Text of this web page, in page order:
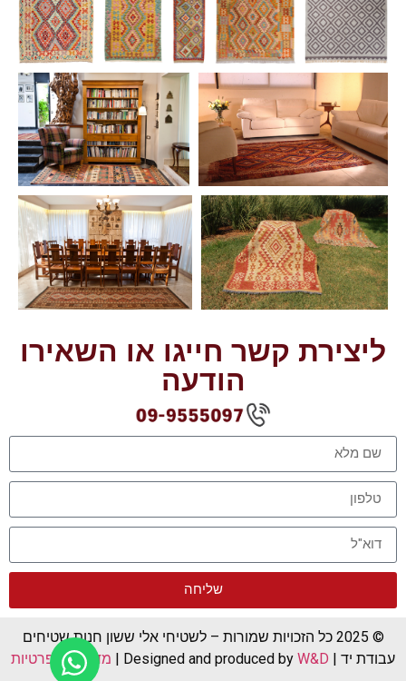
ליצירת קשר חייגו או השאירו
הודעה
שליחה
© 2025 כל הזכויות שמורות – לשטיחי אלי ששון חנות שטיחים
עבודת יד | Designed and produced by W&D
| מדיניות הפרטיות